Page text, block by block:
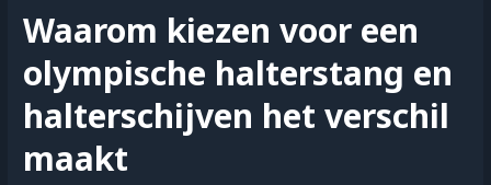
Waarom kiezen voor een
olympische halterstang en
halterschijven het verschil
maakt